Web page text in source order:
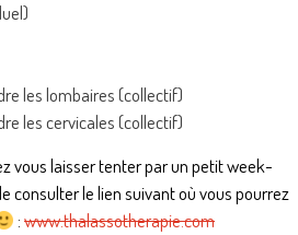
les lombaires (collectif)
les cervicales (collectif)
vous laisser tenter par un petit week-
consulter le lien suivant où vous pourrez
:www.thalassotherapie.com